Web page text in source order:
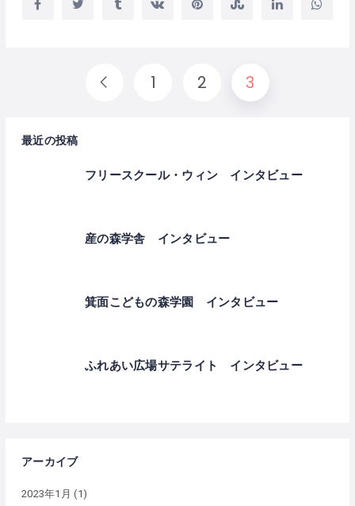
1 2 3
最近の投稿
フリースクール・ウィン インタビュー
産の森学舎 インタビュー
箕面こどもの森学園 インタビュー
ふれあい広場サテライト インタビュー
アーカイブ
2023年1月 (1)